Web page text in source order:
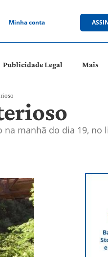
Minha conta
Publicidade Legal Mais
manhã do dia 19, no